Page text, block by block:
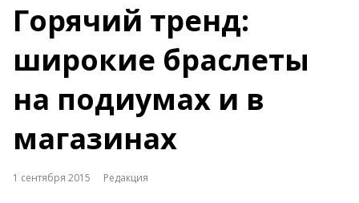
Горячий тренд:
широкие браслеты
на подиумах и в
магазинах
1 сентября 2015 Редакция